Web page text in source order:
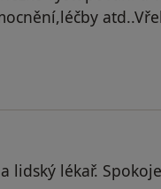
lidský lékař.